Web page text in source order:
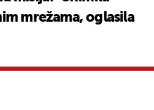
mrežama, oglasila